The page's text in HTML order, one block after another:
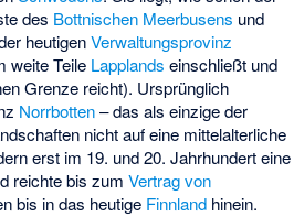
des Bottnischen Meerbusens und
heutigenVerwaltungsprovinz
weite Teile Lapplands einschließt und
Grenze reicht). Ursprünglich
Norrbotten– das als einzige der
nicht auf eine mittelalterliche
erst im 19. und 20. Jahrhundert eine
reichte bis zumVertrag von
bis in das heutige Finnland hinein.